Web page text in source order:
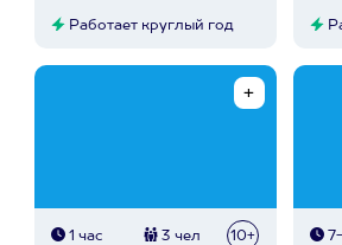
Работает круглый год
1 час 3 чел 10+